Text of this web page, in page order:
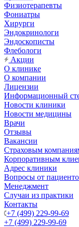
Физиотерапевты
Фониатры
Хирурги
Эндокринологи
Эндоскописты
Флебологи
Акции
О клинике
О компании
Лицензии
Информационный
Новости клиники
Новости медицины
Врачи
Отзывы
Вакансии
Страховым
Корпоративным
Адрес клиники
Вопросы от
Менеджмент
Случаи из практики
Контакты
+7 (499) 229-99-69
+7 (499) 229-99-69